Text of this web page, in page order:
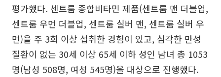
평가했다. 센트룸 종합비타민 제품(센트룸 맨 더블업,
센트룸 우먼 더블업, 센트룸 실버 맨, 센트룸 실버 우
먼)을 주 3회 이상 섭취한 경험이 있고, 심각한 만성
질환이 없는 30세 이상 65세 이하 성인 남녀 총 1053
명(남성 508명, 여성 545명)을 대상으로 진행했다.